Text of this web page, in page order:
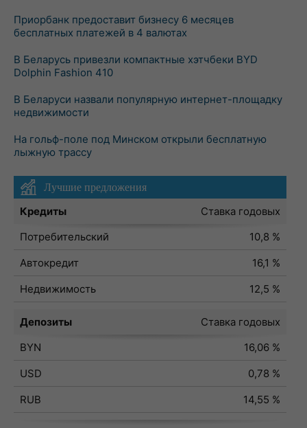
Приорбанк предоставит бизнесу 6 месяцев
бесплатных платежей в 4 валютах
В Беларусь привезли компактные хэтчбеки BYD
Dolphin Fashion 410
В Беларуси назвали популярную интернет-площадку
недвижимости
На гольф-поле под Минском открыли бесплатную
лыжную трассу
Лучшие предложения
Кредиты
Ставка годовых
Потребительский
10,8 %
Автокредит
16,1 %
Недвижимость
12,5 %
Депозиты
Ставка годовых
BYN
16,06 %
USD
0,78 %
RUB
14,55 %